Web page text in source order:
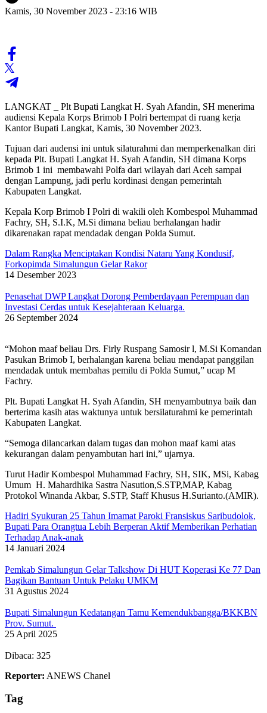
Kamis, 30 November 2023 - 23:16 WIB
LANGKAT _ Plt Bupati Langkat H. Syah Afandin, SH menerima
audiensi Kepala Korps Brimob I Polri bertempat di ruang kerja
Kantor Bupati Langkat, Kamis, 30 November 2023.
Tujuan dari audensi ini untuk silaturahmi dan memperkenalkan diri
kepada Plt. Bupati Langkat H. Syah Afandin, SH dimana Korps
Brimob 1 ini membawahi Polfa dari wilayah dari Aceh sampai
dengan Lampung, jadi perlu kordinasi dengan pemerintah
Kabupaten Langkat.
Kepala Korp Brimob I Polri di wakili oleh Kombespol Muhammad
Fachry, SH, S.I.K, M.Si dimana beliau berhalangan hadir
dikarenakan rapat mendadak dengan Polda Sumut.
Dalam Rangka Menciptakan Kondisi Nataru Yang Kondusif,
Forkopimda Simalungun Gelar Rakor
14 Desember 2023
Penasehat DWP Langkat Dorong Pemberdayaan Perempuan dan
Investasi Cerdas untuk Kesejahteraan Keluarga.
26 September 2024
“Mohon maaf beliau Drs. Firly Ruspang Samosir l, M.Si Komandan
Pasukan Brimob I, berhalangan karena beliau mendapat panggilan
mendadak untuk membahas pemilu di Polda Sumut,” ucap M
Fachry.
Plt. Bupati Langkat H. Syah Afandin, SH menyambutnya baik dan
berterima kasih atas waktunya untuk bersilaturahmi ke pemerintah
Kabupaten Langkat.
“Semoga dilancarkan dalam tugas dan mohon maaf kami atas
kekurangan dalam penyambutan hari ini,” ujarnya.
Turut Hadir Kombespol Muhammad Fachry, SH, SIK, MSi, Kabag
Umum H. Mahardhika Sastra Nasution,S.STP,MAP, Kabag
Protokol Winanda Akbar, S.STP, Staff Khusus H.Surianto.(AMIR).
Hadiri Syukuran 25 Tahun Imamat Paroki Fransiskus Saribudolok,
Bupati Para Orangtua Lebih Berperan Aktif Memberikan Perhatian
Terhadap Anak-anak
14 Januari 2024
Pemkab Simalungun Gelar Talkshow Di HUT Koperasi Ke 77 Dan
Bagikan Bantuan Untuk Pelaku UMKM
31 Agustus 2024
Bupati Simalungun Kedatangan Tamu Kemendukbangga/BKKBN
Prov. Sumut.
25 April 2025
Dibaca: 325
Reporter: ANEWS Chanel
Tag